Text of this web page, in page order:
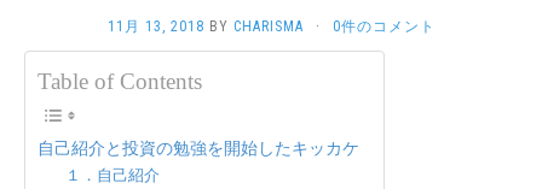
11月 13, 2018 BY CHARISMA · 0件のコメント
Table of Contents
自己紹介と投資の勉強を開始したキッカケ
１．自己紹介